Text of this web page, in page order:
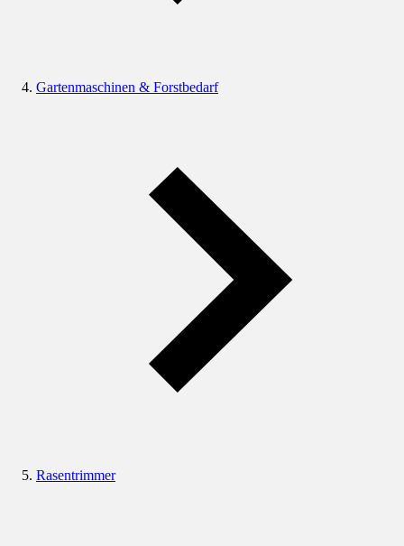
Gartenmaschinen & Forstbedarf
Rasentrimmer